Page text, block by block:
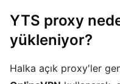
YTS proxy
yükleniyor?
Halka açık proxy'ler